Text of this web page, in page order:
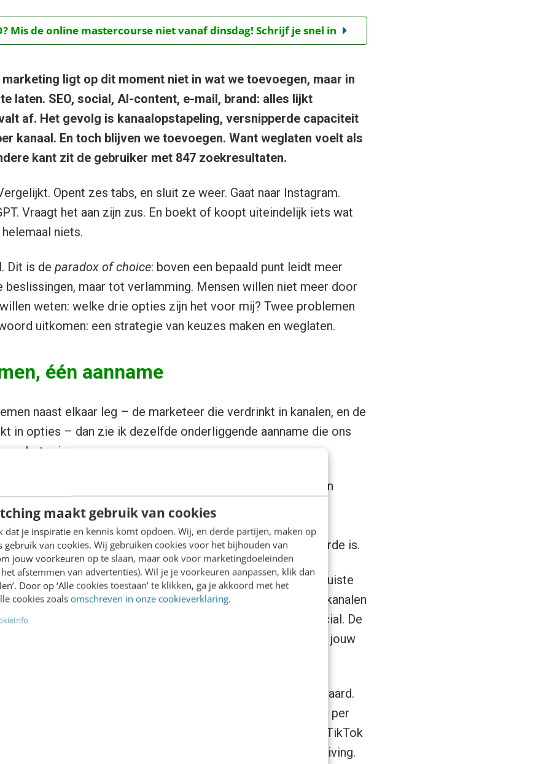
maakt gebruik van cookies
dat je inspiratie en kennis komt opdoen. Wij, en derde partijen, maken op
gebruik van cookies. Wij gebruiken cookies voor het bijhouden van
jouw voorkeuren op te slaan, maar ook voor marketingdoeleinden
afstemmen van advertenties). Wil je je voorkeuren aanpassen, klik dan
Door op ‘Alle cookies toestaan’ te klikken, ga je akkoord met het
cookies zoals omschreven in onze cookieverklaring.
Mis de online mastercourse niet vanaf dinsdag! Schrijf je snel in
ligt op dit moment niet in wat we toevoegen, maar in
laten. SEO, social, AI-content, e-mail, brand: alles lijkt
af. Het gevolg is kanaalopstapeling, versnipperde capaciteit
kanaal. En toch blijven we toevoegen. Want weglaten voelt als
kant zit de gebruiker met 847 zoekresultaten.
Opent zes tabs, en sluit ze weer. Gaat naar Instagram.
Vraagt het aan zijn zus. En boekt of koopt uiteindelijk iets wat
niets.
Dit is de paradox of choice: boven een bepaald punt leidt meer
maar tot verlamming. Mensen willen niet meer door
weten: welke drie opties zijn het voor mij? Twee problemen
uitkomen: een strategie van keuzes maken en weglaten.
één aanname
naast elkaar leg – de marketeer die verdrinkt in kanalen, en de
in opties – dan zie ik dezelfde onderliggende aanname die ons
beter is.
vanuit de overtuiging dat zichtbaarheid gelijkstaat aan
vanuit het idee dat bereik gelijkstaat aan succes.
vol met opties omdat we denken dat volledigheid waarde is.
goed gewerkt, het was belangrijk zichtbaar te zijn op het juiste
begint te schuiven. De bovenfunnel verplaatst zich naar kanalen
waar we geen clicks vandaan kunnen halen, zoals AI en social. De
vaker plaats buiten je platform, buiten je bereik, buiten jouw
alleen onze productiesnelheid, het verhoogt ook de standaard.
tail die organisch goed werkte, lost langzaam op. De kosten per
de gebruiker is al lang voor hij bij jou belandt afgehaakt op TikTok
Meer produceren is geen antwoord meer op die verschuiving.